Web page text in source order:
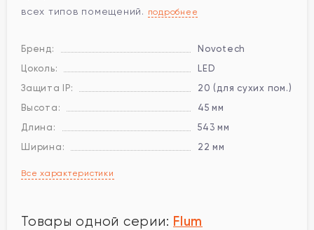
всех типов помещений. подробнее
Бренд:
Novotech
Цоколь:
LED
Защита IP:
20 (для сухих пом.)
Высота:
45 мм
Длина:
543 мм
Ширина:
22 мм
Все характеристики
Товары одной серии: Flum